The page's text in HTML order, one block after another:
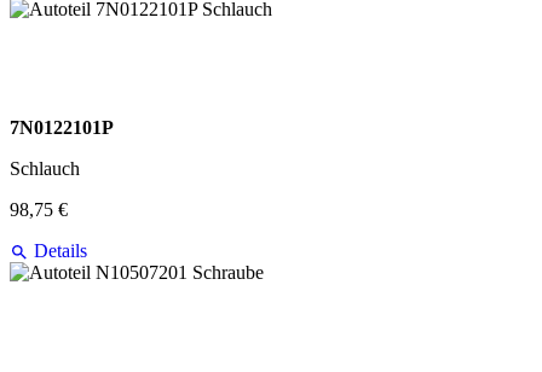
7N0122101P
Schlauch
98,75 €
Details